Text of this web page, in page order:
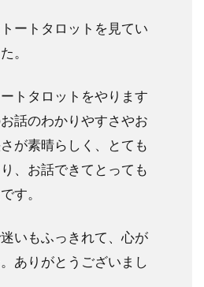
ートタロットを見てい
。
トタロットをやります
話のわかりやすさやお
が素晴らしく、とても
、お話できてとっても
す。
いもふっきれて、心が
ありがとうございまし